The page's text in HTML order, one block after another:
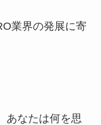
業界の発展に寄
あなたは何を思